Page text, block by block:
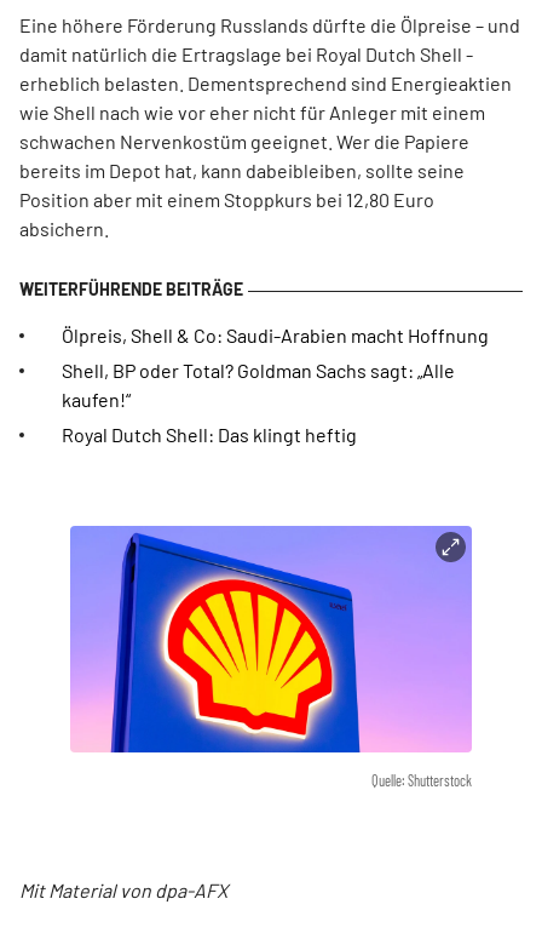
Eine höhere Förderung Russlands dürfte die Ölpreise – und
damit natürlich die Ertragslage bei Royal Dutch Shell -
erheblich belasten. Dementsprechend sind Energieaktien
wie Shell nach wie vor eher nicht für Anleger mit einem
schwachen Nervenkostüm geeignet. Wer die Papiere
bereits im Depot hat, kann dabeibleiben, sollte seine
Position aber mit einem Stoppkurs bei 12,80 Euro
absichern.
Ölpreis, Shell & Co: Saudi-Arabien macht Hoffnung
Shell, BP oder Total? Goldman Sachs sagt: „Alle
kaufen!“
Royal Dutch Shell: Das klingt heftig
Quelle: Shutterstock
Mit Material von dpa-AFX